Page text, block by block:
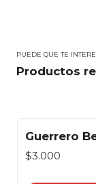
PUEDE QUE TE
Productos
Guerrero
$3.000